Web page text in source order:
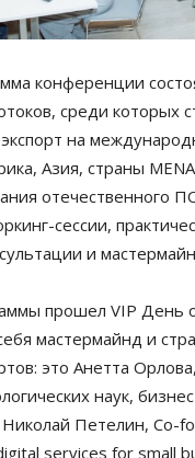
конференции
среди которых
на
Азия, страны
отечественного
сессии,
и
прошел VIP День
мастермайнд и
это Анетта
наук,
Петелин, Co-
services for small